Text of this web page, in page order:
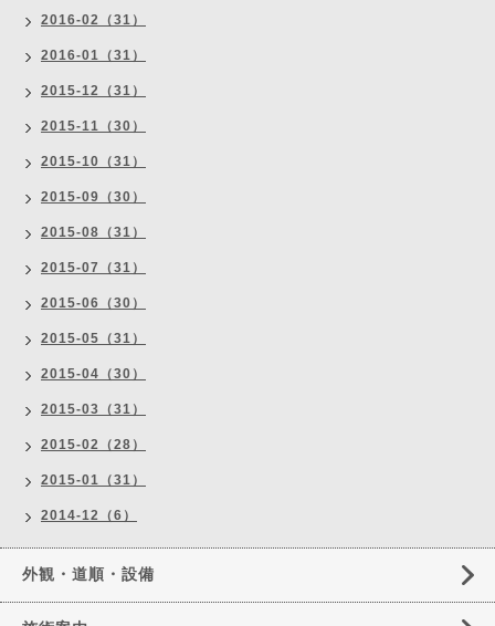
2016-02（31）
2016-01（31）
2015-12（31）
2015-11（30）
2015-10（31）
2015-09（30）
2015-08（31）
2015-07（31）
2015-06（30）
2015-05（31）
2015-04（30）
2015-03（31）
2015-02（28）
2015-01（31）
2014-12（6）
外観・道順・設備